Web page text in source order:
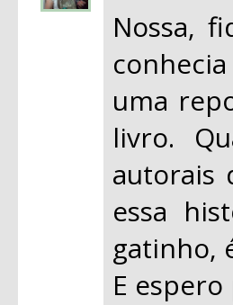
Nossa,
uma
livro.
autorais
essa
gatinho,
E